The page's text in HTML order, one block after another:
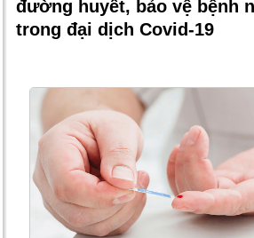
đường huyết, bảo vệ bệnh
trong đại dịch Covid-19